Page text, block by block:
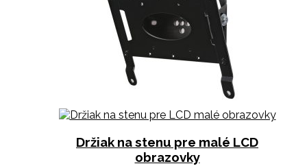
Držiak na stenu pre malé LCD
obrazovky